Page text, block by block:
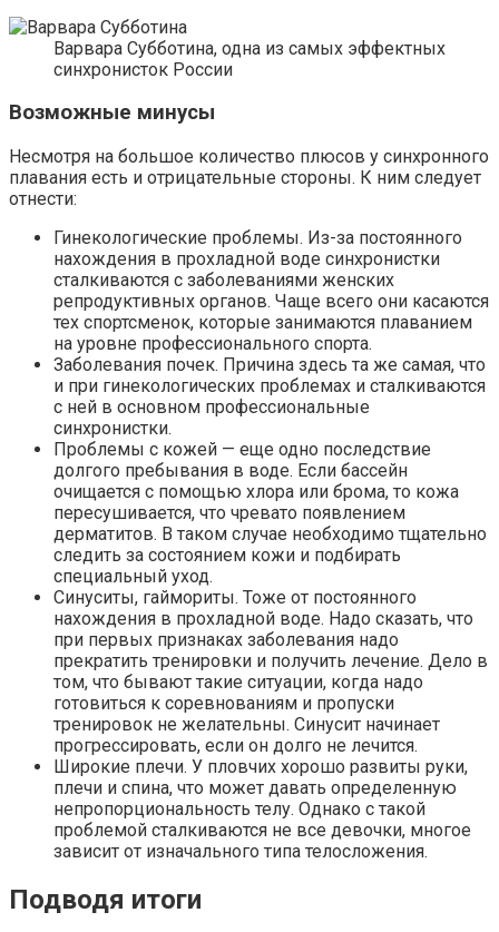
Варвара Субботина, одна из самых эффектных
синхронисток России
Возможные минусы
Несмотря на большое количество плюсов у синхронного
плавания есть и отрицательные стороны. К ним следует
отнести:
Гинекологические проблемы. Из-за постоянного
нахождения в прохладной воде синхронистки
сталкиваются с заболеваниями женских
репродуктивных органов. Чаще всего они касаются
тех спортсменок, которые занимаются плаванием
на уровне профессионального спорта.
Заболевания почек. Причина здесь та же самая, что
и при гинекологических проблемах и сталкиваются
с ней в основном профессиональные
синхронистки.
Проблемы с кожей — еще одно последствие
долгого пребывания в воде. Если бассейн
очищается с помощью хлора или брома, то кожа
пересушивается, что чревато появлением
дерматитов. В таком случае необходимо тщательно
следить за состоянием кожи и подбирать
специальный уход.
Синуситы, гаймориты. Тоже от постоянного
нахождения в прохладной воде. Надо сказать, что
при первых признаках заболевания надо
прекратить тренировки и получить лечение. Дело в
том, что бывают такие ситуации, когда надо
готовиться к соревнованиям и пропуски
тренировок не желательны. Синусит начинает
прогрессировать, если он долго не лечится.
Широкие плечи. У пловчих хорошо развиты руки,
плечи и спина, что может давать определенную
непропорциональность телу. Однако с такой
проблемой сталкиваются не все девочки, многое
зависит от изначального типа телосложения.
Подводя итоги